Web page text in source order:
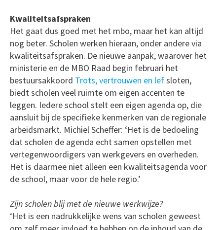
Kwaliteitsafspraken
Het gaat dus goed met het mbo, maar het kan altijd
nog beter. Scholen werken hieraan, onder andere via
kwaliteitsafspraken. De nieuwe aanpak, waarover het
ministerie en de MBO Raad begin februari het
bestuursakkoord Trots, vertrouwen en lefsloten,
biedt scholen veel ruimte om eigen accenten te
leggen. Iedere school stelt een eigen agenda op, die
aansluit bij de specifieke kenmerken van de regionale
arbeidsmarkt. Michiel Scheffer: ‘Het is de bedoeling
dat scholen de agenda echt samen opstellen met
vertegenwoordigers van werkgevers en overheden.
Het is daarmee niet alleen een kwaliteitsagenda voor
de school, maar voor de hele regio.’
Zijn scholen blij met de nieuwe werkwijze?
‘Het is een nadrukkelijke wens van scholen geweest